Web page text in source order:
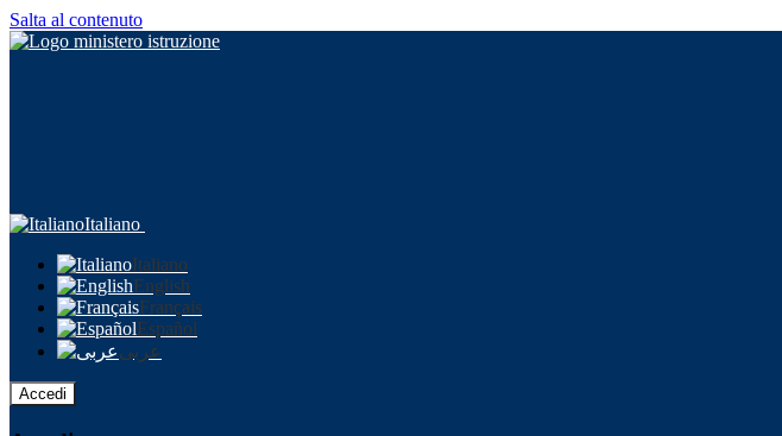
Salta al contenuto
Italiano
Italiano
English
Français
Español
عربى
Accedi